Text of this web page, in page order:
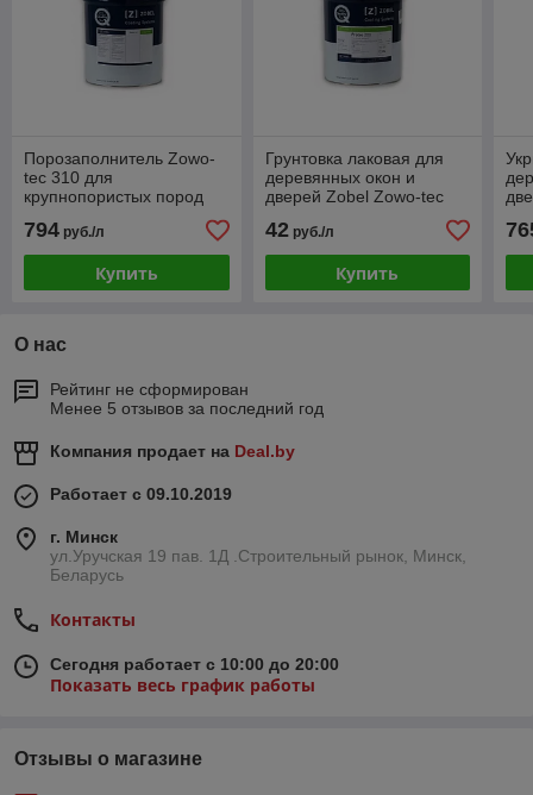
Порозаполнитель Zowo-
tec 310 для
крупнопористых пород
бесцветный
794 руб./л
Купить
Грунтовка лаковая для
деревянных окон и
дверей Zobel Zowo-tec
200 GL (бесцветный, 18
л)
42руб./л
Купить
О нас
Рейтинг не сформирован
Менее 5 отзывов за последний год
Компания продает на Deal.by
Работает с 09.10.2019
г. Минск
ул.Уручская 19 пав. 1Д .Строительный рынок, Минск,
Беларусь
Контакты
Сегодня работает с 10:00 до 20:00
Показать весь график работы
Отзывы о магазине